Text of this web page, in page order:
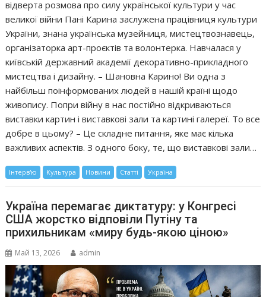
відверта розмова про силу української культури у час
великої війни Пані Карина заслужена працівниця культури
України, знана українська музейниця, мистецтвознавець,
організаторка арт-проєктів та волонтерка. Навчалася у
київській державний академії декоративно-прикладного
мистецтва і дизайну. – Шановна Карино! Ви одна з
найбільш поінформованих людей в нашій країні щодо
живопису. Попри війну в нас постійно відкриваються
виставки картин і виставкові зали та картині галереї. То все
добре в цьому? – Це складне питання, яке має кілька
важливих аспектів. З одного боку, те, що виставкові зали…
Інтерв'ю Культура Новини Статті Україна
Україна перемагає диктатуру: у Конгресі
США жорстко відповіли Путіну та
прихильникам «миру будь-якою ціною»
Май 13, 2026 admin